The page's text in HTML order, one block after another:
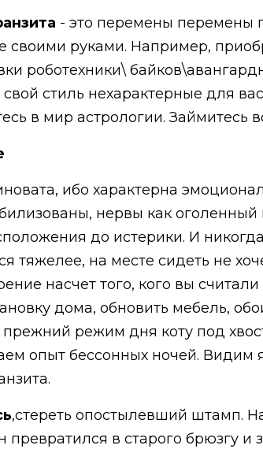
- это перемены перемены
своими руками. Например,
роботехники\
стиль нехарактерные для
в мир астрологии. Займитесь
ибо характерна
нервы как
до истерики. И
тяжелее, на месте сидеть не
насчет того, кого вы
дома, обновить мебель,
режим дня коту под
опыт бессонных ночей.
,стереть опостылевший штамп.
превратился в старого брюзгу и